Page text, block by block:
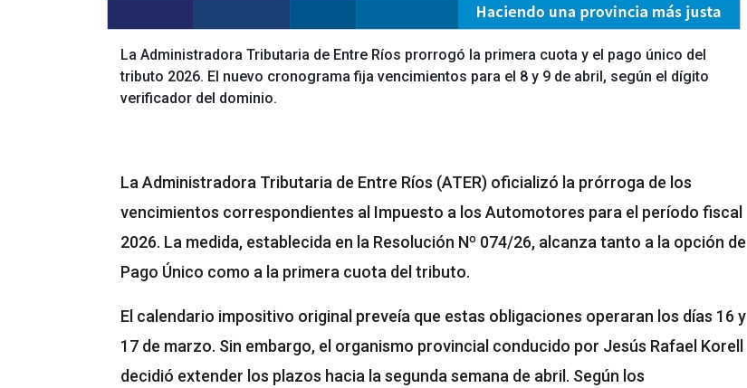
La Administradora Tributaria de Entre Ríos prorrogó la primera cuota y el pago único del
tributo 2026. El nuevo cronograma fija vencimientos para el 8 y 9 de abril, según el dígito
verificador del dominio.
La Administradora Tributaria de Entre Ríos (ATER) oficializó la prórroga de los
vencimientos correspondientes al Impuesto a los Automotores para el período fiscal
2026. La medida, establecida en la Resolución Nº 074/26, alcanza tanto a la opción de
Pago Único como a la primera cuota del tributo.
El calendario impositivo original preveía que estas obligaciones operaran los días 16 y
17 de marzo. Sin embargo, el organismo provincial conducido por Jesús Rafael Korell
decidió extender los plazos hacia la segunda semana de abril. Según los